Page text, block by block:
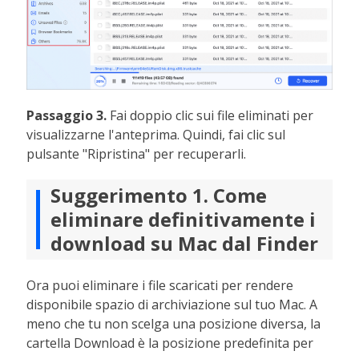
Passaggio 3. Fai doppio clic sui file eliminati per
visualizzarne l'anteprima. Quindi, fai clic sul
pulsante "Ripristina" per recuperarli.
Suggerimento 1. Come
eliminare definitivamente i
download su Mac dal Finder
Ora puoi eliminare i file scaricati per rendere
disponibile spazio di archiviazione sul tuo Mac. A
meno che tu non scelga una posizione diversa, la
cartella Download è la posizione predefinita per